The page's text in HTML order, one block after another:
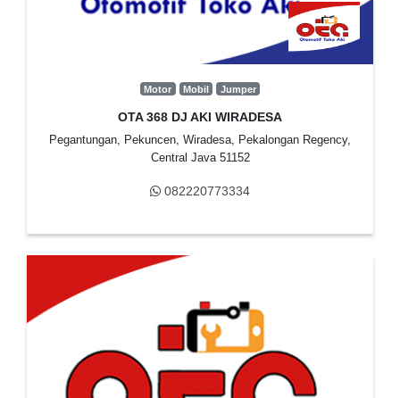
Motor Mobil Jumper
OTA 368 DJ AKI WIRADESA
Pegantungan, Pekuncen, Wiradesa, Pekalongan Regency,
Central Java 51152
082220773334